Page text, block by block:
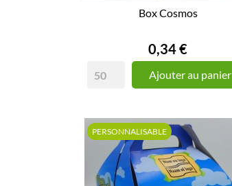
Box Cosmos
Prix
0,34 €
Ajouter au panier
PERSONNALISABLE